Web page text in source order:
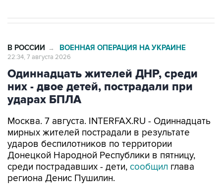
В РОССИИ → ВОЕННАЯ ОПЕРАЦИЯ НА УКРАИНЕ
22:34, 7 августа 2026
Одиннадцать жителей ДНР, среди
них - двое детей, пострадали при
ударах БПЛА
Москва. 7 августа. INTERFAX.RU - Одиннадцать
мирных жителей пострадали в результате
ударов беспилотников по территории
Донецкой Народной Республики в пятницу,
среди пострадавших - дети, сообщил глава
региона Денис Пушилин.